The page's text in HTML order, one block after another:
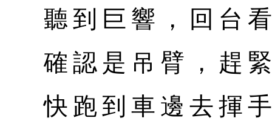
聽到巨響，回台
確認是吊臂，趕
快跑到車邊去揮